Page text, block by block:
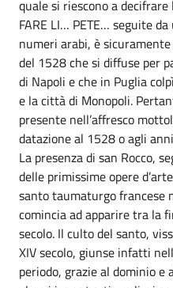
quale si riescono a decifrare
FARE LI… PETE… seguite
numeri arabi, è
del 1528 che si diffuse per
di Napoli e che in Puglia
e la città di Monopoli.
presente nell’affresco
datazione al 1528 o agli
La presenza di san Rocco,
delle primissime opere
santo taumaturgo francese
comincia ad apparire tra la
secolo. Il culto del santo,
XIV secolo, giunse infatti
periodo, grazie al dominio e